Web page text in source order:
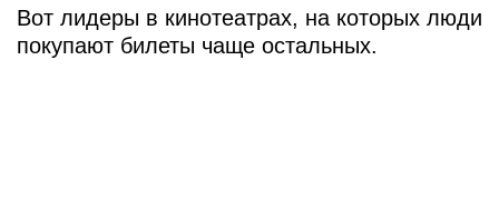
Вот лидеры в кинотеатрах, на которых люди
покупают билеты чаще остальных.